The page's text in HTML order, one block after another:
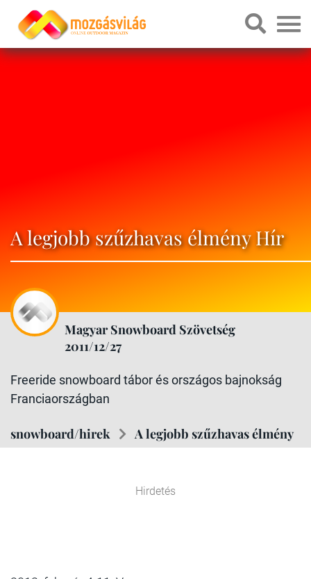
A legjobb szűzhavas élmény Hír
Magyar Snowboard Szövetség
2011/12/27
Freeride snowboard tábor és országos bajnokság
Franciaországban
snowboard/hirek A legjobb szűzhavas élmény
Hirdetés